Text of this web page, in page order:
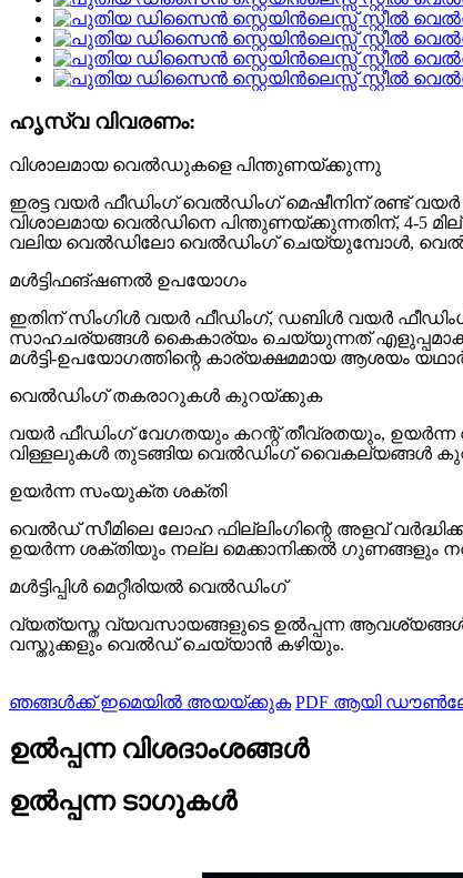
ഹൃസ്വ വിവരണം:
വിശാലമായ വെൽഡുകളെ പിന്തുണയ്ക്കുന്നു
ഇരട്ട വയർ ഫീഡിംഗ് വെൽഡിംഗ് മെഷീനിന് രണ്ട്
വിശാലമായ വെൽഡിനെ പിന്തുണയ്ക്കുന്നതിന്, 4-5
വലിയ വെൽഡിലോ വെൽഡിംഗ് ചെയ്യുമ്പോൾ,
മൾട്ടിഫങ്ഷണൽ ഉപയോഗം
ഇതിന് സിംഗിൾ വയർ ഫീഡിംഗ്, ഡബിൾ വയർ
സാഹചര്യങ്ങൾ കൈകാര്യം ചെയ്യുന്നത്
മൾട്ടി-ഉപയോഗത്തിന്റെ കാര്യക്ഷമമായ ആശയം
വെൽഡിംഗ് തകരാറുകൾ കുറയ്ക്കുക
വയർ ഫീഡിംഗ് വേഗതയും കറന്റ് തീവ്രതയും,
വിള്ളലുകൾ തുടങ്ങിയ വെൽഡിംഗ് വൈകല്യങ്ങൾ
ഉയർന്ന സംയുക്ത ശക്തി
വെൽഡ് സീമിലെ ലോഹ ഫില്ലിംഗിന്റെ അളവ്
ഉയർന്ന ശക്തിയും നല്ല മെക്കാനിക്കൽ
മൾട്ടിപ്പിൾ മെറ്റീരിയൽ വെൽഡിംഗ്
വ്യത്യസ്ത വ്യവസായങ്ങളുടെ ഉൽപ്പന്ന ആവശ്യങ്ങൾ
വസ്തുക്കളും വെൽഡ് ചെയ്യാൻ കഴിയും.
ഞങ്ങൾക്ക് ഇമെയിൽ അയയ്ക്കുക PDF ആയി
ഉൽപ്പന്ന വിശദാംശങ്ങൾ
ഉൽപ്പന്ന ടാഗുകൾ